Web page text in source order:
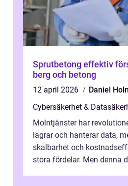
Sprutbetong effektiv
berg och betong
12 april 2026
Daniel
Cybersäkerhet &
Molntjänster har
lagrar och hanterar data,
skalbarhet och
stora fördelar. Men denna